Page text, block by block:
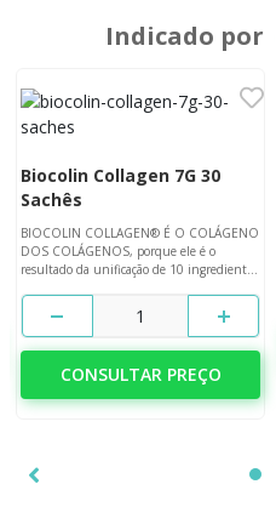
Indicado por
Biocolin Collagen 7G 30
Sachês
BIOCOLIN COLLAGEN® É O COLÁGENO
DOS COLÁGENOS, porque ele é o
resultado da unificação de 10 ingredientes
1
CONSULTAR PREÇO